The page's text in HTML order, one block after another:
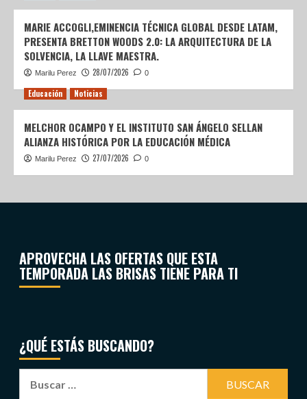
MARIE ACCOGLI,EMINENCIA TÉCNICA GLOBAL DESDE LATAM,
PRESENTA BRETTON WOODS 2.0: LA ARQUITECTURA DE LA
SOLVENCIA, LA LLAVE MAESTRA.
Marilu Perez 28/07/2026 0
Educación Noticias
MELCHOR OCAMPO Y EL INSTITUTO SAN ÁNGELO SELLAN
ALIANZA HISTÓRICA POR LA EDUCACIÓN MÉDICA
Marilu Perez 27/07/2026 0
APROVECHA LAS OFERTAS QUE ESTA
TEMPORADA LAS BRISAS TIENE PARA TI
¿QUÉ ESTÁS BUSCANDO?